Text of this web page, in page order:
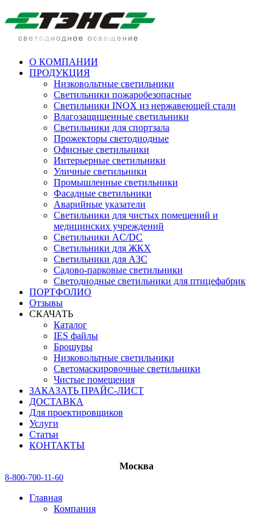
О КОМПАНИИ
ПРОДУКЦИЯ
Низковольтные светильники
Cветильники пожаробезопасные
Светильники INOX из нержавеющей стали
Влагозащищенные светильники
Светильники для спортзала
Прожекторы светодиодные
Офисные светильники
Интерьерные светильники
Уличные светильники
Промышленные светильники
Фасадные светильники
Аварийные указатели
Светильники для чистых помещений и
медицинских учреждений
Светильники AC/DC
Светильники для ЖКХ
Светильники для АЗС
Садово-парковые светильники
Светодиодные светильники для птицефабрик
ПОРТФОЛИО
Отзывы
СКАЧАТЬ
Каталог
IES файлы
Брошуры
Низковольтные светильники
Светомаскировочные светильники
Чистые помещения
ЗАКАЗАТЬ ПРАЙС-ЛИСТ
ДОСТАВКА
Для проектировщиков
Услуги
Статьи
КОНТАКТЫ
Москва
8-800-700-11-60
Главная
Компания